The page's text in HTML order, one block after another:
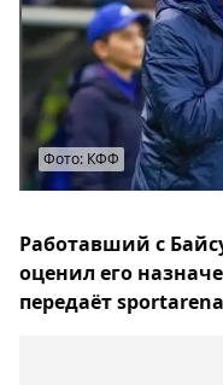
Фото: КФФ
Работавший с
оценил его
передаёт